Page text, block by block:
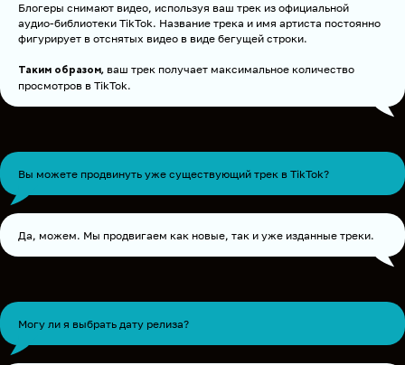
Блогеры снимают видео, используя ваш трек из официальной
аудио-библиотеки TikTok. Название трека и имя артиста постоянно
фигурирует в отснятых видео в виде бегущей строки.
Таким образом, ваш трек получает максимальное количество
просмотров в TikTok.
Вы можете продвинуть уже существующий трек в TikTok?
Да, можем. Мы продвигаем как новые, так и уже изданные треки.
Могу ли я выбрать дату релиза?